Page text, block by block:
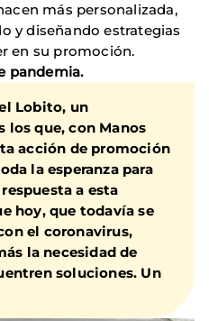
más personalizada,
y diseñando estrategias
en su promoción.
pandemia.
Lobito, un
los que, con Manos
acción de promoción
la esperanza para
a esta
hoy, que todavía se
el coronavirus,
la necesidad de
soluciones. Un